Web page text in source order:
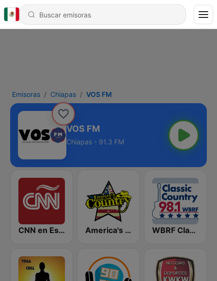
Emisoras Chiapas VOS FM
VOS FM
Chiapas - 91.3 FM
CNN en Español America's Country WBRF Classic Country 98.1 FM